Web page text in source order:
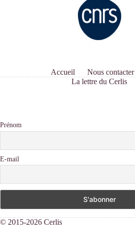
Accueil Nous contacter
La lettre du Cerlis
Prénom
E-mail
© 2015-2026 Cerlis